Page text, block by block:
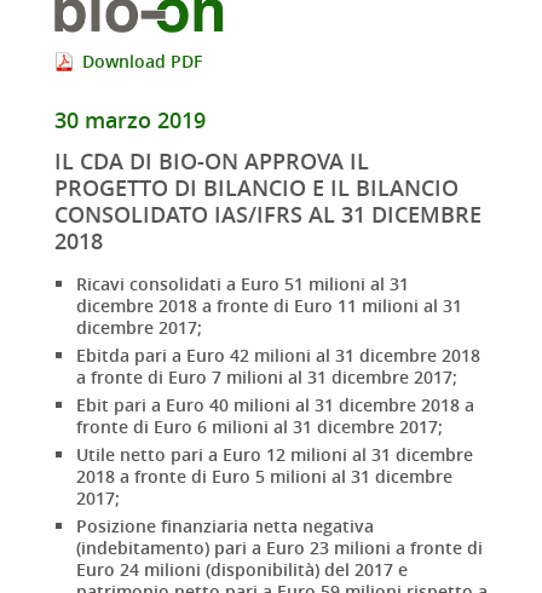
Download PDF
30 marzo 2019
IL CDA DI BIO-ON APPROVA IL
PROGETTO DI BILANCIO E IL BILANCIO
CONSOLIDATO IAS/IFRS AL 31 DICEMBRE
2018
Ricavi consolidati a Euro 51 milioni al 31
dicembre 2018 a fronte di Euro 11 milioni al 31
dicembre 2017;
Ebitda pari a Euro 42 milioni al 31 dicembre 2018
a fronte di Euro 7 milioni al 31 dicembre 2017;
Ebit pari a Euro 40 milioni al 31 dicembre 2018 a
fronte di Euro 6 milioni al 31 dicembre 2017;
Utile netto pari a Euro 12 milioni al 31 dicembre
2018 a fronte di Euro 5 milioni al 31 dicembre
2017;
Posizione finanziaria netta negativa
(indebitamento) pari a Euro 23 milioni a fronte di
Euro 24 milioni (disponibilità) del 2017 e